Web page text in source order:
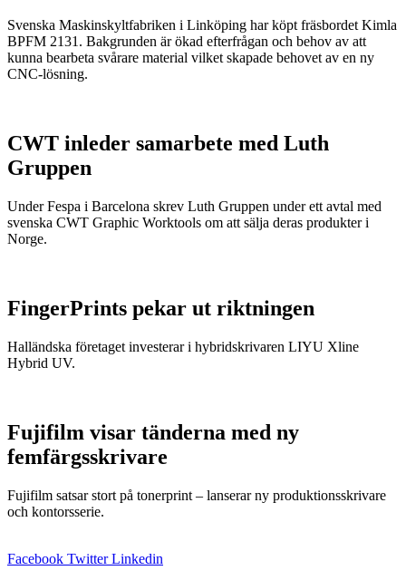
Svenska Maskinskyltfabriken i Linköping har köpt fräsbordet Kimla
BPFM 2131. Bakgrunden är ökad efterfrågan och behov av att
kunna bearbeta svårare material vilket skapade behovet av en ny
CNC-lösning.
CWT inleder samarbete med Luth
Gruppen
Under Fespa i Barcelona skrev Luth Gruppen under ett avtal med
svenska CWT Graphic Worktools om att sälja deras produkter i
Norge.
FingerPrints pekar ut riktningen
Halländska företaget investerar i hybridskrivaren LIYU Xline
Hybrid UV.
Fujifilm visar tänderna med ny
femfärgsskrivare
Fujifilm satsar stort på tonerprint – lanserar ny produktionsskrivare
och kontorsserie.
Facebook Twitter Linkedin